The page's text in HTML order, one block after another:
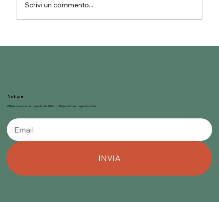
Scrivi un commento...
Notizie
Ottieni ora uno sconto gratuito del 20% su tutti i prodotti sul tuo primo ordine!
INVIA